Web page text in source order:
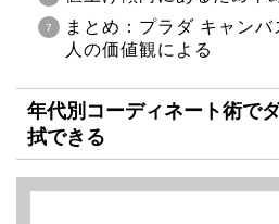
まとめ：プラダ キャン
人の価値観による
年代別コーディネート術で
拭できる